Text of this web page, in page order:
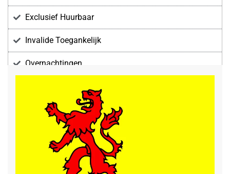
Exclusief Huurbaar
Invalide Toegankelijk
Overnachtingen